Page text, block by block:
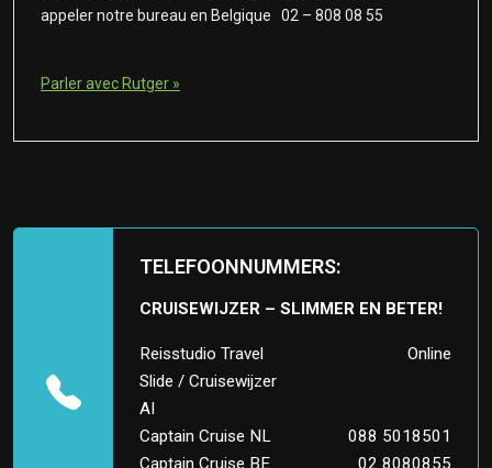
appeler notre bureau en Belgique 02 – 808 08 55
Parler avec Rutger »
TELEFOONNUMMERS:
CRUISEWIJZER – SLIMMER EN BETER!
Reisstudio Travel
Slide / Cruisewijzer
AI
Online
Captain Cruise NL
088 5018501
Captain Cruise BE
02 8080855